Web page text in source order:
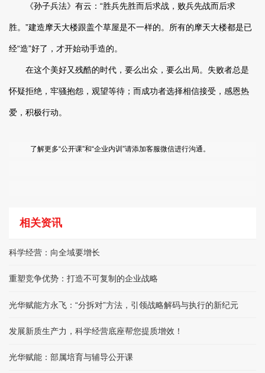
《孙子兵法》有云：“胜兵先胜而后求战，败兵先战而后求
胜。”建造摩天大楼跟盖个草屋是不一样的。所有的摩天大楼都是已
经“造”好了，才开始动手造的。
在这个美好又残酷的时代，要么出众，要么出局。失败者总是
怀疑拒绝，牢骚抱怨，观望等待；而成功者选择相信接受，感恩热
爱，积极行动。
了解更多“公开课”和“企业内训”请添加客服微信进行沟通。
相关资讯
科学经营：向全域要增长
重塑竞争优势：打造不可复制的企业战略
光华赋能方永飞：“分拆对”方法，引领战略解码与执行的新纪元
发展新质生产力，科学经营底座帮您提质增效！
光华赋能：部属培育与辅导公开课